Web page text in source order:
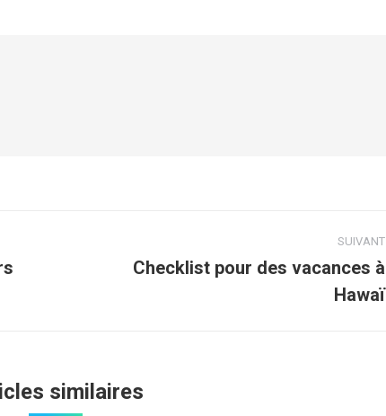
SUIVANT
Checklist pour des vacances à
Hawaï
similaires